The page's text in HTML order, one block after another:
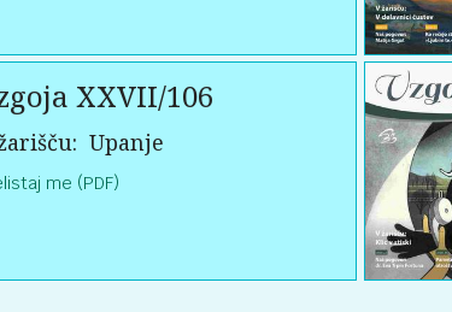
XXVII/106
Upanje
me (PDF)